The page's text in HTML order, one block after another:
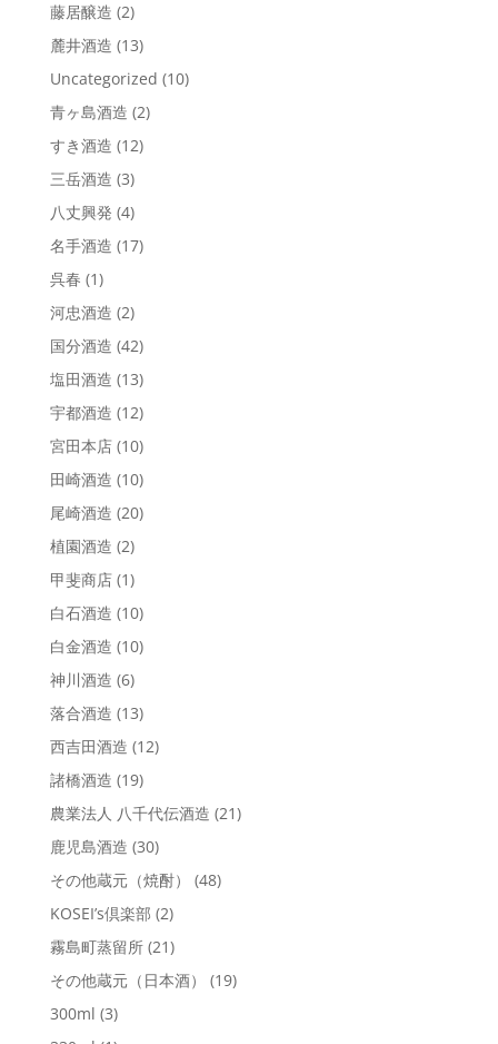
藤居醸造 (2)
麓井酒造 (13)
Uncategorized (10)
青ヶ島酒造 (2)
すき酒造 (12)
三岳酒造 (3)
八丈興発 (4)
名手酒造 (17)
呉春 (1)
河忠酒造 (2)
国分酒造 (42)
塩田酒造 (13)
宇都酒造 (12)
宮田本店 (10)
田崎酒造 (10)
尾崎酒造 (20)
植園酒造 (2)
甲斐商店 (1)
白石酒造 (10)
白金酒造 (10)
神川酒造 (6)
落合酒造 (13)
西吉田酒造 (12)
諸橋酒造 (19)
農業法人 八千代伝酒造 (21)
鹿児島酒造 (30)
その他蔵元（焼酎）
(48)
KOSEI’s倶楽部 (2)
霧島町蒸留所 (21)
その他蔵元（日本酒）
(19)
300ml (3)